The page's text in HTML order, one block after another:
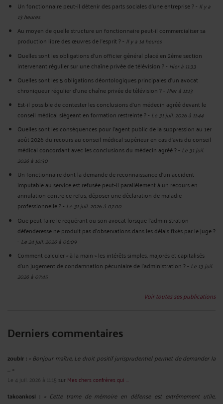
Un fonctionnaire peut-il détenir des parts sociales d’une entreprise ?- Il y a
13 heures
Au moyen de quelle structure un fonctionnaire peut-il commercialiser sa
production libre des œuvres de l’esprit ?- Il y a 14 heures
Quelles sont les obligations d’un officier général placé en 2ème section
intervenant régulier sur une chaîne privée de télévision ?- Hier à 11:33
Quelles sont les 5 obligations déontologiques principales d’un avocat
chroniqueur régulier d’une chaîne privée de télévision ?- Hier à 11:13
Est-il possible de contester les conclusions d’un médecin agréé devant le
conseil médical siégeant en formation restreinte ?- Le 31 juil. 2026 à 11:44
Quelles sont les conséquences pour l’agent public de la suppression au 1er
août 2026 du recours au conseil médical supérieur en cas d'avis du conseil
médical concordant avec les conclusions du médecin agréé ?- Le 31 juil.
2026 à 10:30
Un fonctionnaire dont la demande de reconnaissance d’un accident
imputable au service est refusée peut-il parallèlement à un recours en
annulation contre ce refus, déposer une déclaration de maladie
professionnelle ?- Le 31 juil. 2026 à 07:00
Que peut faire le requérant ou son avocat lorsque l'administration
défenderesse ne produit pas d'observations dans les délais fixés par le juge ?
- Le 24 juil. 2026 à 06:09
Comment calculer « à la main » les intérêts simples, majorés et capitalisés
d’un jugement de condamnation pécuniaire de l’administration ?- Le 13 juil.
2026 à 07:45
Voir toutes ses publications
Derniers commentaires
zoubir : « Bonjour maître, Le droit positif jurisprudentiel permet de demander la
... »
Le 4 juil. 2026 à 11:15 sur Mes chers confrères qui ...
takoankosi : « Cette trame de mémoire en défense est extrêmement utile,